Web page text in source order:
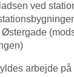
ved
Østergade
arbejde på